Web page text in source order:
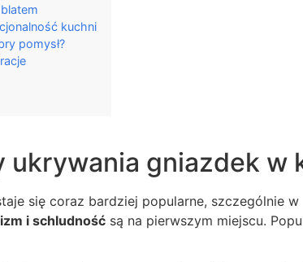
kuchni
pomysł?
ukrywania gniazdek w
się coraz bardziej popularne, szczególnie w
i schludność są na pierwszym miejscu.